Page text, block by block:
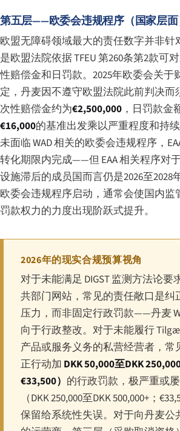
第五层——欧委会违规程序（国家层面
欧盟无障碍领域最大的责任数字并非
是欧盟法院依据 TFEU 第260条第2款可
性赔偿金和日罚款。2025年欧委会关于
定，丹麦因不遵守欧盟法院此前判决而
次性赔偿金约为€2,500,000 ，日罚款金
€16,000的基准出发乘以严重程度和持
未面临 WAD 相关的欧委会违规程序，
转化期限内完成——但 EAA 相关程序对
设施滞后的成员国而言仍是2026至2028
欧委会违规程序启动，通常会使国内监
罚款权力的力度出现阶跃式提升。
2026年的现实合规预算视角
对于未能满足 DIGST 监测方法论要
共部门网站，常见的责任敞口是纠
压力，而非固定行政罚款——丹麦
向于行政整改。对于未能履行
产品或服务义务的私营经营者，常
正行动加 DKK 50,000至DKK
€33,500） 的行政罚款，极严重或
（DKK 250,000至DKK 500,000+；
保留给系统性失误。对于向丹麦公